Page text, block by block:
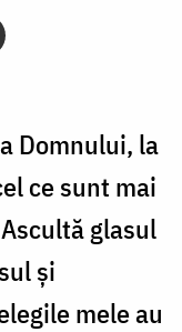
Domnului, la
ce sunt mai
glasul
și
mele au